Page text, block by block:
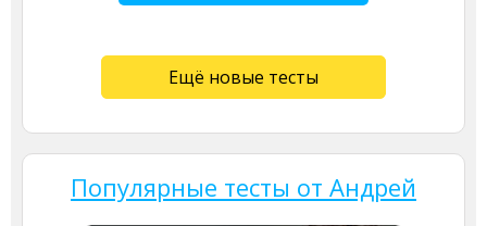
Ещё новые тесты
Популярные тесты от Андрей